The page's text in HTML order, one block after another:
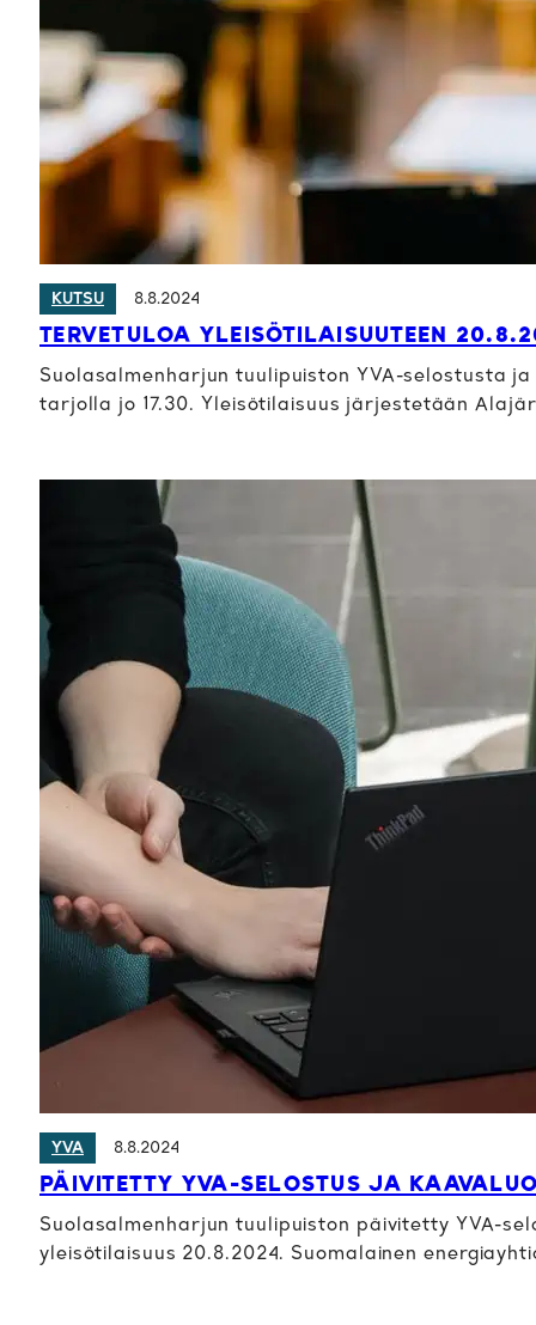
KUTSU 8.8.2024
TERVETULOA YLEISÖTILAISUUTEEN
Suolasalmenharjun tuulipuiston YVA-selostusta
tarjolla jo 17.30. Yleisötilaisuus järjestetään
YVA 8.8.2024
PÄIVITETTY YVA-SELOSTUS JA
Suolasalmenharjun tuulipuiston päivitetty YVA-
yleisötilaisuus 20.8.2024. Suomalainen